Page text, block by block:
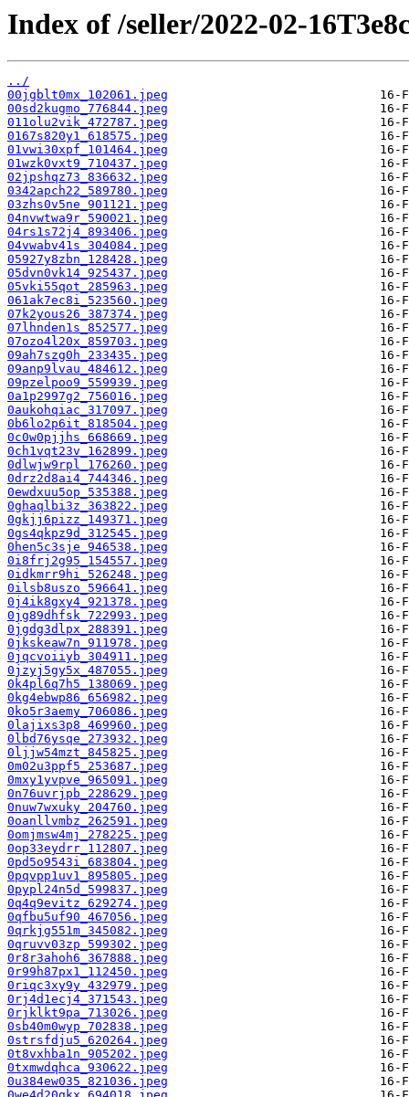
Index of /seller/2022-02-
../
00jgblt0mx_102061.jpeg
00sd2kugmo_776844.jpeg
011olu2vik_472787.jpeg
0167s820y1_618575.jpeg
01vwi30xpf_101464.jpeg
01wzk0vxt9_710437.jpeg
02jpshqz73_836632.jpeg
0342apch22_589780.jpeg
03zhs0v5ne_901121.jpeg
04nvwtwa9r_590021.jpeg
04rs1s72j4_893406.jpeg
04vwabv41s_304084.jpeg
05927y8zbn_128428.jpeg
05dvn0vk14_925437.jpeg
05vki55qot_285963.jpeg
061ak7ec8i_523560.jpeg
07k2yous26_387374.jpeg
07lhnden1s_852577.jpeg
07ozo4l20x_859703.jpeg
09ah7szg0h_233435.jpeg
09anp9lvau_484612.jpeg
09pzelpoo9_559939.jpeg
0a1p2997g2_756016.jpeg
0aukohqiac_317097.jpeg
0b6lo2p6it_818504.jpeg
0c0w0pjjhs_668669.jpeg
0ch1vqt23v_162899.jpeg
0dlwjw9rpl_176260.jpeg
0drz2d8ai4_744346.jpeg
0ewdxuu5op_535388.jpeg
0ghaqlbi3z_363822.jpeg
0gkjj6pizz_149371.jpeg
0gs4qkpz9d_312545.jpeg
0hen5c3sje_946538.jpeg
0i8frj2g95_154557.jpeg
0idkmrr9hi_526248.jpeg
0ilsb8uszo_596641.jpeg
0j4ik8gxy4_921378.jpeg
0jg89dhfsk_722993.jpeg
0jgdg3dlpx_288391.jpeg
0jkskeaw7n_911978.jpeg
0jqcvoiiyb_304911.jpeg
0jzyj5gy5x_487055.jpeg
0k4pl6q7h5_138069.jpeg
0kg4ebwp86_656982.jpeg
0ko5r3aemy_706086.jpeg
0lajixs3p8_469960.jpeg
0lbd76ysqe_273932.jpeg
0ljjw54mzt_845825.jpeg
0m02u3ppf5_253687.jpeg
0mxy1yvpve_965091.jpeg
0n76uvrjpb_228629.jpeg
0nuw7wxuky_204760.jpeg
0oanllvmbz_262591.jpeg
0omjmsw4mj_278225.jpeg
0op33eydrr_112807.jpeg
0pd5o9543i_683804.jpeg
0pqvpp1uv1_895805.jpeg
0pypl24n5d_599837.jpeg
0q4q9evitz_629274.jpeg
0qfbu5uf90_467056.jpeg
0qrkjg551m_345082.jpeg
0qruvv03zp_599302.jpeg
0r8r3ahoh6_367888.jpeg
0r99h87px1_112450.jpeg
0riqc3xy9y_432979.jpeg
0rj4d1ecj4_371543.jpeg
0rjklkt9pa_713026.jpeg
0sb40m0wyp_702838.jpeg
0strsfdju5_620264.jpeg
0t8vxhba1n_905202.jpeg
0txmwdqhca_930622.jpeg
0u384ew035_821036.jpeg